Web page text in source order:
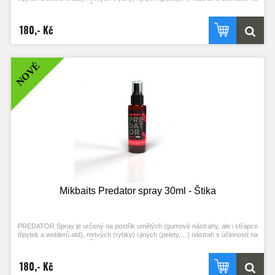
postřik nechat chvilku zavadnout, nebo aplikovat předem. Lákavý signál pak
vydrží více náhozů. S produkty PREDATOR učiníte své návnady ještě
atraktivnější, neboť jim dodáte silnou vůni a velkou přitažlivost díky
180,- Kč
NOVÉ
Mikbaits Predator spray 30ml - Štika
PREDATOR Spray je určený na postřik umělých (gumové nástrahy, ale i střapce
třpytek a woblerů atd), mrtvých (rybky) i jiných (pelety,…) nástrah s účinností na
postřik nechat chvilku zavadnout, nebo aplikovat předem. Lákavý signál pak
vydrží více náhozů. S produkty PREDATOR učiníte své návnady ještě
atraktivnější, neboť jim dodáte silnou vůni a velkou přitažlivost díky
180,- Kč